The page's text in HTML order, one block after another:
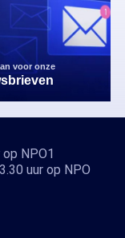
voor onze
NPO1
uur op NPO